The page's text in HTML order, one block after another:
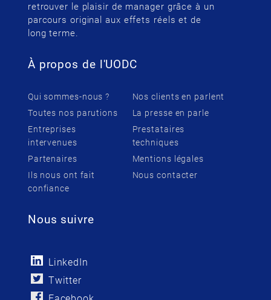
retrouver le plaisir de manager grâce à un
parcours original aux effets réels et de
long terme.
À propos de l'UODC
Qui sommes-nous ?
Toutes nos parutions
Entreprises
intervenues
Partenaires
Ils nous ont fait
confiance
Nos clients en parlent
La presse en parle
Prestataires
techniques
Mentions légales
Nous contacter
Nous suivre
LinkedIn
Twitter